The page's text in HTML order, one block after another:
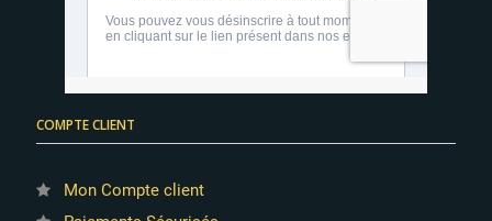
COMPTE CLIENT
Mon Compte client